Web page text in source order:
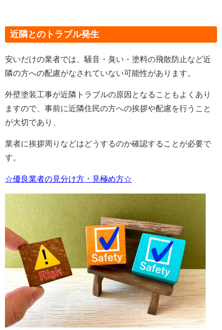
近隣とのトラブル発生
安いだけの業者では、騒音・臭い・塗料の飛散防止など近
隣の方への配慮がなされていない可能性があります。
外壁塗装工事が近隣トラブルの原因となることもよくあり
ますので、事前に近隣住民の方への挨拶や配慮を行うこと
が大切であり、
業者に挨拶周りなどはどうするのか確認することが必要で
す。
☆優良業者の見分け方・見極め方☆